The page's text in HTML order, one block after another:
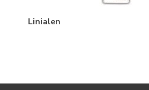
Linialen